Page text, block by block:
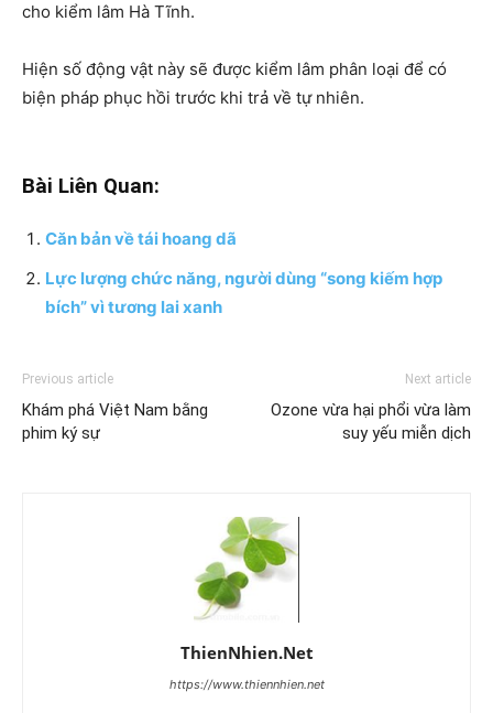
cho kiểm lâm Hà Tĩnh.
Hiện số động vật này sẽ được kiểm lâm phân loại để có
biện pháp phục hồi trước khi trả về tự nhiên.
Bài Liên Quan:
Căn bản về tái hoang dã
Lực lượng chức năng, người dùng “song kiếm hợp
bích” vì tương lai xanh
Previous article
Khám phá Việt Nam bằng
phim ký sự
Next article
Ozone vừa hại phổi vừa làm
suy yếu miễn dịch
ThienNhien.Net
https://www.thiennhien.net